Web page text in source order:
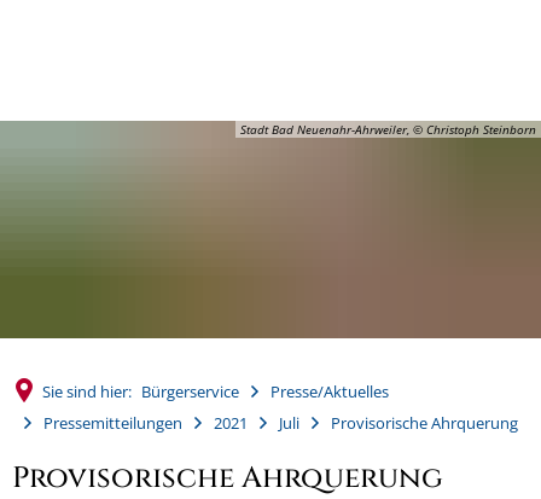
Stadt Bad Neuenahr-Ahrweiler, © Christoph Steinborn
Sie sind hier: Bürgerservice
Presse/Aktuelles
Pressemitteilungen
2021 Juli Provisorische Ahrquerung
Provisorische Ahrquerung